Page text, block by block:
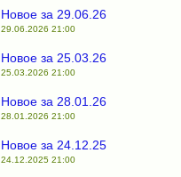
Новое за 29.06.26
29.06.2026 21:00
Новое за 25.03.26
25.03.2026 21:00
Новое за 28.01.26
28.01.2026 21:00
Новое за 24.12.25
24.12.2025 21:00